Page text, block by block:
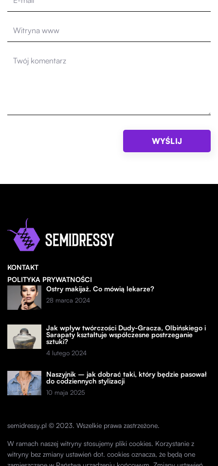
KONTAKT
POLITYKA PRYWATNOŚCI
Ostry makijaż. Co mówią lekarze?
28 marca 2024
Jak wpływ twórczości Dudy-Gracza, Olbińskiego i
Sarapaty kształtuje współczesne postrzeganie
sztuki?
4 lutego 2024
Naszyjnik – jak dobrać taki, który będzie pasował
do codziennych stylizacji
10 maja 2025
semidressy.pl © 2023. Wszelkie prawa zastrzeżone.
W ramach naszej witryny stosujemy pliki cookies. Korzystanie z
witryny bez zmiany ustawień dot. cookies oznacza, że będą one